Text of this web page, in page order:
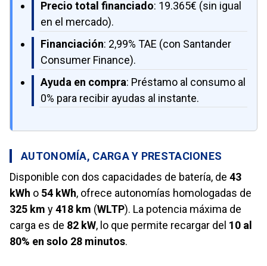
Precio total financiado: 19.365€ (sin igual
en el mercado).
Financiación: 2,99% TAE (con Santander
Consumer Finance).
Ayuda en compra: Préstamo al consumo al
0% para recibir ayudas al instante.
AUTONOMÍA, CARGA Y PRESTACIONES
Disponible con dos capacidades de batería, de 43
kWh o 54 kWh, ofrece autonomías homologadas de
325 km y418 km (WLTP). La potencia máxima de
carga es de 82 kW, lo que permite recargar del 10 al
80% en solo 28 minutos.